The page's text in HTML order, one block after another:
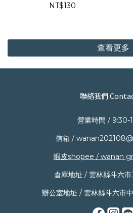
NT$130
查看更多
聯絡我們
營業時間 / 9:30-
信箱 /
蝦皮shopee / wanan
倉庫地址 / 雲林縣斗六市
辦公室地址 / 雲林縣斗六市